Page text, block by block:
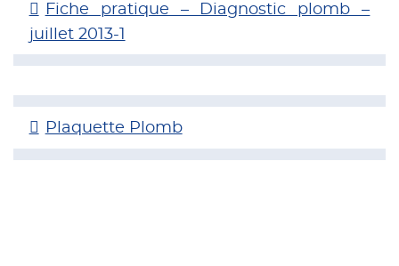
Fiche pratique – Diagnostic plomb –
juillet 2013-1
Plaquette Plomb